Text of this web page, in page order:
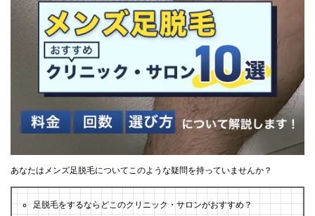
あなたはメンズ足脱毛についてこのような疑問を持っていませんか？
足脱毛をするならどこのクリニック・サロンがおすすめ？